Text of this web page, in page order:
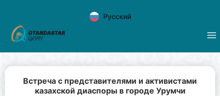
Русский
Встреча с представителями и активистами
казахской диаспоры в городе Урумчи